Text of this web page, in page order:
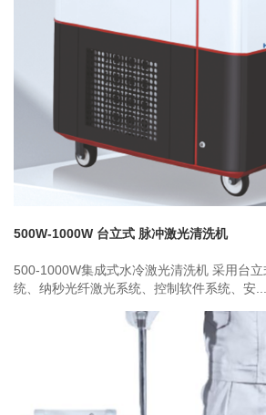
500W-1000W 台立式 脉冲激光清洗机
500-1000W集成式水冷激光清洗机 采用台
统、纳秒光纤激光系统、控制软件系统、安...